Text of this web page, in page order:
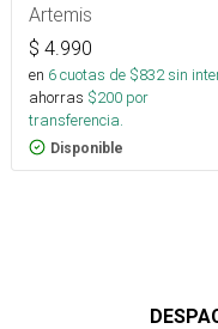
Artemis
$ 4.990
en 6cuotas de $832sin
ahorras $200 por
transferencia.
Disponible